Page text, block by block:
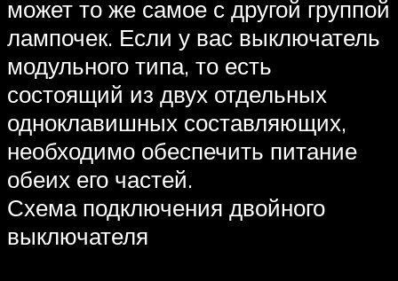
может то же самое с другой группой
лампочек. Если у вас выключатель
модульного типа, то есть
состоящий из двух отдельных
одноклавишных составляющих,
необходимо обеспечить питание
обеих его частей.
Схема подключения двойного
выключателя